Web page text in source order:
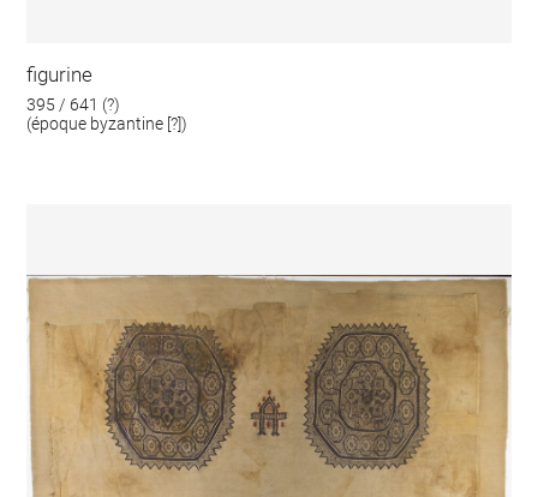
figurine
395 / 641 (?)
(époque byzantine [?])